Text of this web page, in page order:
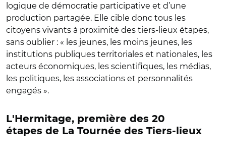
logique de démocratie participative et d’une
production partagée. Elle cible donc tous les
citoyens vivants à proximité des tiers-lieux étapes,
sans oublier : « les jeunes, les moins jeunes, les
institutions publiques territoriales et nationales, les
acteurs économiques, les scientifiques, les médias,
les politiques, les associations et personnalités
engagés ».
L'Hermitage, première des 20
étapes de La Tournée des Tiers-lieux